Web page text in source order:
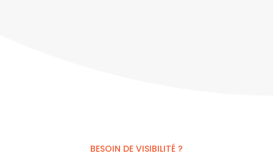
BESOIN DE VISIBILITÉ ?